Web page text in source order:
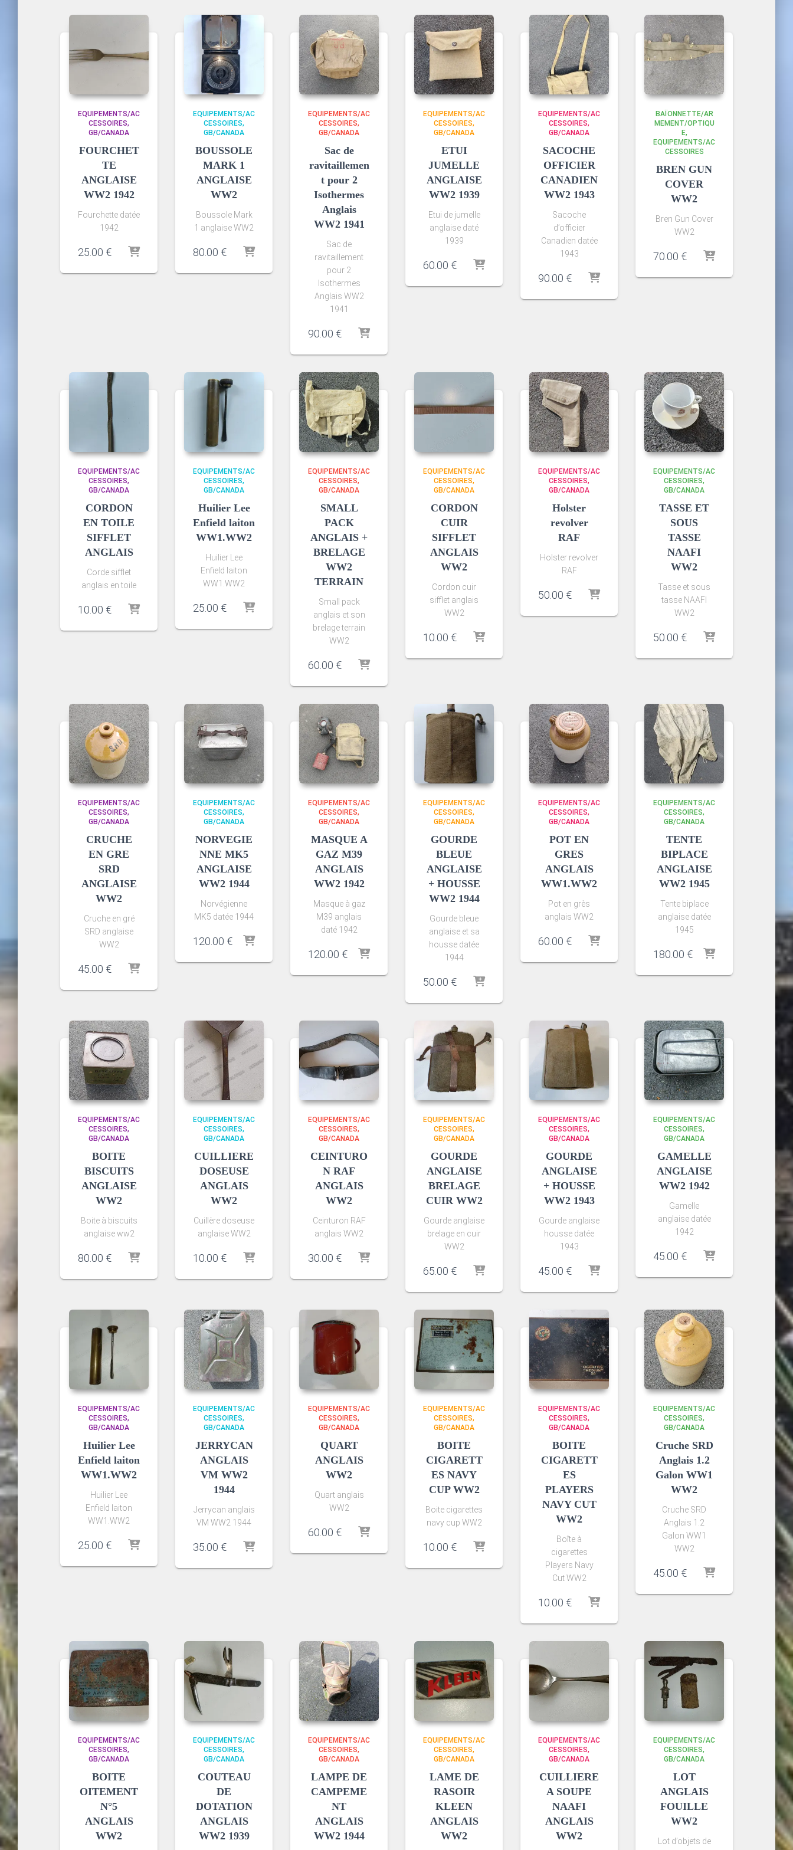
plus
récent
plus
ancien
EQUIPEMENTS/AC
CESSOIRES
GB/CANADA
FOURCHET
TE
ANGLAISE
WW2 1942
Fourchette datée
1942
25.00 €
EQUIPEMENTS/AC
CESSOIRES
GB/CANADA
BOUSSOLE
MARK 1
ANGLAISE
WW2
Boussole Mark
1 anglaise WW2
80.00 €
EQUIPEMENTS/AC
CESSOIRES
GB/CANADA
Sac de
ravitaillemen
t pour 2
Isothermes
Anglais
WW2 1941
Sac de
ravitaillement
pour 2
Isothermes
Anglais WW2
1941
90.00 €
EQUIPEMENTS/AC
CESSOIRES
GB/CANADA
ETUI
JUMELLE
ANGLAISE
WW2 1939
Etui de jumelle
anglaise daté
1939
60.00 €
EQUIPEMENTS/AC
CESSOIRES
GB/CANADA
SACOCHE
OFFICIER
CANADIEN
WW2 1943
Sacoche
d’officier
Canadien datée
1943
90.00 €
BAÏONNETTE/AR
MEMENT/OPTIQU
E
EQUIPEMENTS/AC
CESSOIRES
BREN GUN
COVER
WW2
Bren Gun Cover
WW2
70.00 €
EQUIPEMENTS/AC
CESSOIRES
GB/CANADA
CORDON
EN TOILE
SIFFLET
ANGLAIS
Corde sifflet
anglais en toile
10.00 €
EQUIPEMENTS/AC
CESSOIRES
GB/CANADA
Huilier Lee
Enfield laiton
WW1.WW2
Huilier Lee
Enfield laiton
WW1.WW2
25.00 €
EQUIPEMENTS/AC
CESSOIRES
GB/CANADA
SMALL
PACK
ANGLAIS +
BRELAGE
WW2
TERRAIN
Small pack
anglais et son
brelage terrain
WW2
60.00 €
EQUIPEMENTS/AC
CESSOIRES
GB/CANADA
CORDON
CUIR
SIFFLET
ANGLAIS
WW2
Cordon cuir
sifflet anglais
WW2
10.00 €
EQUIPEMENTS/AC
CESSOIRES
GB/CANADA
Holster
revolver
RAF
Holster revolver
RAF
50.00 €
EQUIPEMENTS/AC
CESSOIRES
GB/CANADA
TASSE ET
SOUS
TASSE
NAAFI
WW2
Tasse et sous
tasse NAAFI
WW2
50.00 €
EQUIPEMENTS/AC
CESSOIRES
GB/CANADA
CRUCHE
EN GRE
SRD
ANGLAISE
WW2
Cruche en gré
SRD anglaise
WW2
45.00 €
EQUIPEMENTS/AC
CESSOIRES
GB/CANADA
NORVEGIE
NNE MK5
ANGLAISE
WW2 1944
Norvégienne
MK5 datée 1944
120.00 €
EQUIPEMENTS/AC
CESSOIRES
GB/CANADA
MASQUE A
GAZ M39
ANGLAIS
WW2 1942
Masque à gaz
M39 anglais
daté 1942
120.00 €
EQUIPEMENTS/AC
CESSOIRES
GB/CANADA
GOURDE
BLEUE
ANGLAISE
+ HOUSSE
WW2 1944
Gourde bleue
anglaise et sa
housse datée
1944
50.00 €
EQUIPEMENTS/AC
CESSOIRES
GB/CANADA
POT EN
GRES
ANGLAIS
WW1.WW2
Pot en grès
anglais WW2
60.00 €
EQUIPEMENTS/AC
CESSOIRES
GB/CANADA
TENTE
BIPLACE
ANGLAISE
WW2 1945
Tente biplace
anglaise datée
1945
180.00 €
EQUIPEMENTS/AC
CESSOIRES
GB/CANADA
BOITE
BISCUITS
ANGLAISE
WW2
Boite à biscuits
anglaise ww2
80.00 €
EQUIPEMENTS/AC
CESSOIRES
GB/CANADA
CUILLIERE
DOSEUSE
ANGLAIS
WW2
Cuillère doseuse
anglaise WW2
10.00 €
EQUIPEMENTS/AC
CESSOIRES
GB/CANADA
CEINTURO
N RAF
ANGLAIS
WW2
Ceinturon RAF
anglais WW2
30.00 €
EQUIPEMENTS/AC
CESSOIRES
GB/CANADA
GOURDE
ANGLAISE
BRELAGE
CUIR WW2
Gourde anglaise
brelage en cuir
WW2
65.00 €
EQUIPEMENTS/AC
CESSOIRES
GB/CANADA
GOURDE
ANGLAISE
+ HOUSSE
WW2 1943
Gourde anglaise
housse datée
1943
45.00 €
EQUIPEMENTS/AC
CESSOIRES
GB/CANADA
GAMELLE
ANGLAISE
WW2 1942
Gamelle
anglaise datée
1942
45.00 €
EQUIPEMENTS/AC
CESSOIRES
GB/CANADA
Huilier Lee
Enfield laiton
WW1.WW2
Huilier Lee
Enfield laiton
WW1.WW2
25.00 €
EQUIPEMENTS/AC
CESSOIRES
GB/CANADA
JERRYCAN
ANGLAIS
VM WW2
1944
Jerrycan anglais
VM WW2 1944
35.00 €
EQUIPEMENTS/AC
CESSOIRES
GB/CANADA
QUART
ANGLAIS
WW2
Quart anglais
WW2
60.00 €
EQUIPEMENTS/AC
CESSOIRES
GB/CANADA
BOITE
CIGARETT
ES NAVY
CUP WW2
Boite cigarettes
navy cup WW2
10.00 €
EQUIPEMENTS/AC
CESSOIRES
GB/CANADA
BOITE
CIGARETT
ES
PLAYERS
NAVY CUT
WW2
Boîte à
cigarettes
Players Navy
Cut WW2
10.00 €
EQUIPEMENTS/AC
CESSOIRES
GB/CANADA
Cruche SRD
Anglais 1.2
Galon WW1
WW2
Cruche SRD
Anglais 1.2
Galon WW1
WW2
45.00 €
EQUIPEMENTS/AC
CESSOIRES
GB/CANADA
BOITE
OITEMENT
N°5
ANGLAIS
WW2
EQUIPEMENTS/AC
CESSOIRES
GB/CANADA
COUTEAU
DE
DOTATION
ANGLAIS
WW2 1939
EQUIPEMENTS/AC
CESSOIRES
GB/CANADA
LAMPE DE
CAMPEME
NT
ANGLAIS
WW2 1944
EQUIPEMENTS/AC
CESSOIRES
GB/CANADA
LAME DE
RASOIR
KLEEN
ANGLAIS
WW2
EQUIPEMENTS/AC
CESSOIRES
GB/CANADA
CUILLIERE
A SOUPE
NAAFI
ANGLAIS
WW2
EQUIPEMENTS/AC
CESSOIRES
GB/CANADA
LOT
ANGLAIS
FOUILLE
WW2
Lot d’objets de